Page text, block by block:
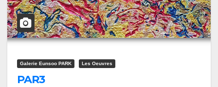
Galerie Eunsoo PARK Les Oeuvres
PAR3